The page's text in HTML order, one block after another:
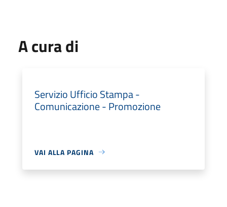
A cura di
Servizio Ufficio Stampa -
Comunicazione - Promozione
VAI ALLA PAGINA